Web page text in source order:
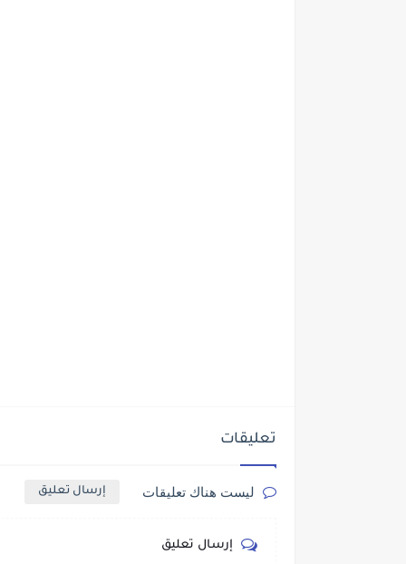
تعليقات
ليست هناك تعليقات إرسال تعليق
إرسال تعليق